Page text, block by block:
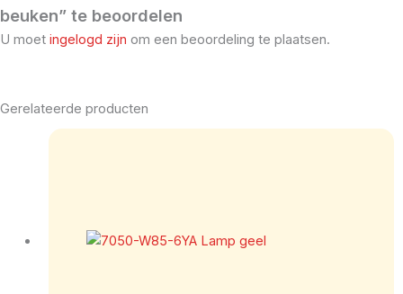
beuken” te beoordelen
U moet ingelogd zijn om een beoordeling te plaatsen.
Gerelateerde producten